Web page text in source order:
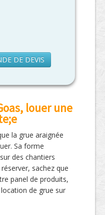
DE DEVIS
louer une
la grue araignée
Sa forme
des chantiers
sachez que
panel de produits,
de grue sur